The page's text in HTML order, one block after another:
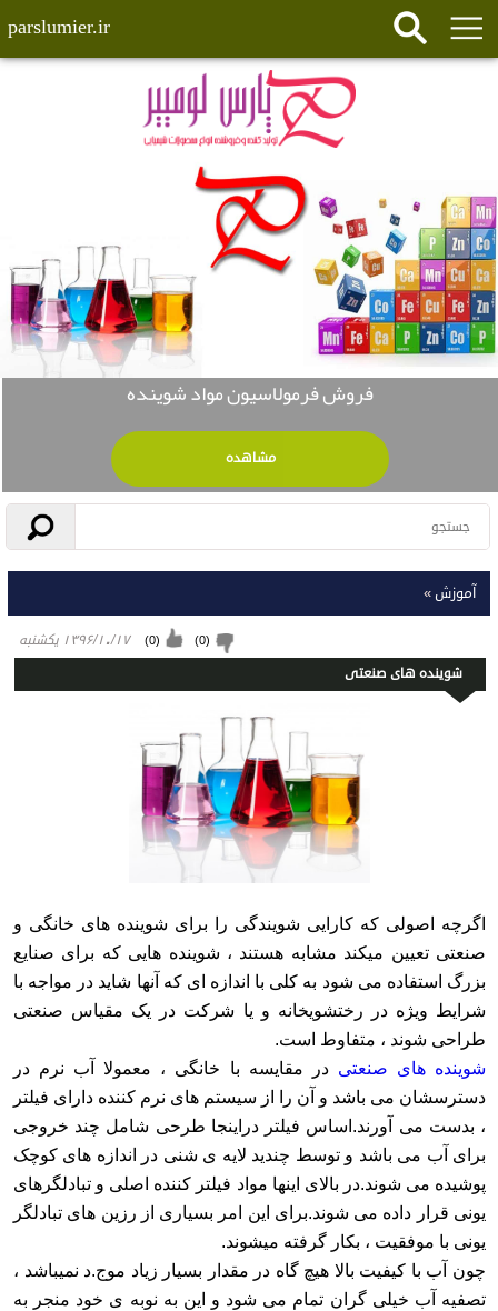
parslumier.ir
فروش فرمولاسیون مواد شوینده
مشاهده
آموزش»
۱۳۹۶/۱۰/۱۷ يكشنبه (
0
) (
0
)
شوینده های صنعتی
اگرچه اصولی که کارایی شویندگی را برای شوینده های خانگی و
صنعتی تعیین میکند مشابه هستند ، شوینده هایی که برای صنایع
بزرگ استفاده می شود به کلی با اندازه ای که آنها شاید در مواجه با
شرایط ویژه در رختشویخانه و یا شرکت در یک مقیاس صنعتی
طراحی شوند ، متفاوط است.
شوینده های صنعتی در مقایسه با خانگی ، معمولا آب نرم در
دسترسشان می باشد و آن را از سیستم های نرم کننده دارای فیلتر
، بدست می آورند.اساس فیلتر دراینجا طرحی شامل چند خروجی
برای آب می باشد و توسط چندید لایه ی شنی در اندازه های کوچک
پوشیده می شوند.در بالای اینها مواد فیلتر کننده اصلی و تبادلگرهای
یونی قرار داده می شوند.برای این امر بسیاری از رزین های تبادلگر
یونی با موفقیت ، بکار گرفته میشوند.
چون آب با کیفیت بالا هیچ گاه در مقدار بسیار زیاد موج.د نمیباشد ،
تصفیه آب خیلی گران تمام می شود و این به نوبه ی خود منجر به